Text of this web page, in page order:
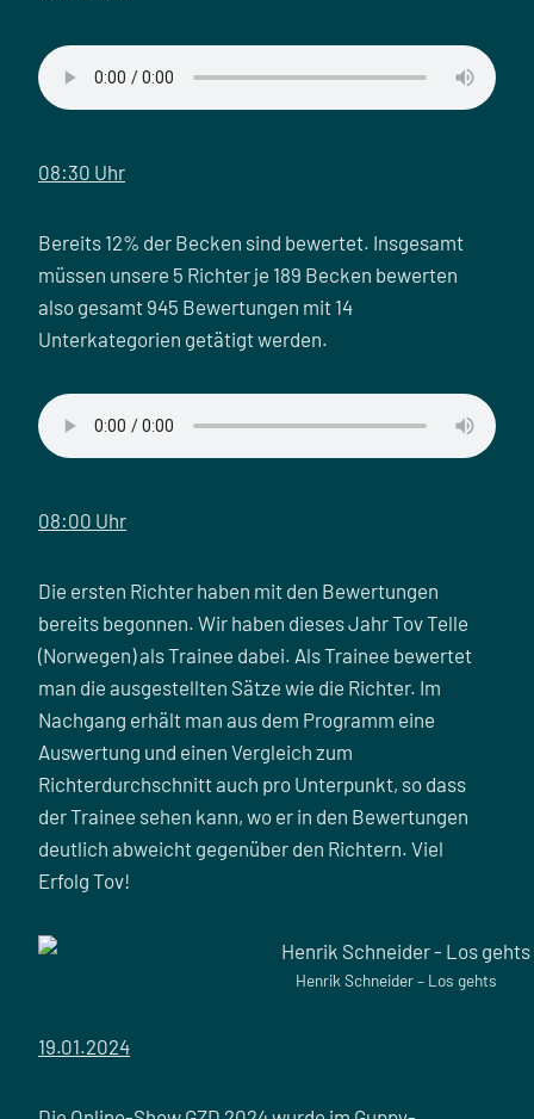
08:30 Uhr
Bereits 12% der Becken sind bewertet. Insgesamt
müssen unsere 5 Richter je 189 Becken bewerten
also gesamt 945 Bewertungen mit 14
Unterkategorien getätigt werden.
08:00 Uhr
Die ersten Richter haben mit den Bewertungen
bereits begonnen. Wir haben dieses Jahr Tov Telle
(Norwegen) als Trainee dabei. Als Trainee bewertet
man die ausgestellten Sätze wie die Richter. Im
Nachgang erhält man aus dem Programm eine
Auswertung und einen Vergleich zum
Richterdurchschnitt auch pro Unterpunkt, so dass
der Trainee sehen kann, wo er in den Bewertungen
deutlich abweicht gegenüber den Richtern. Viel
Erfolg Tov!
Henrik Schneider – Los gehts
19.01.2024